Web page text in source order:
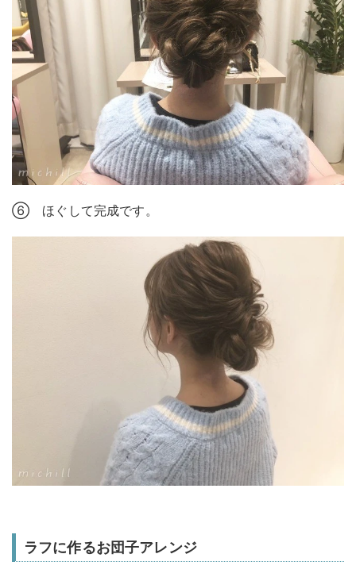
⑥ ほぐして完成です。
ラフに作るお団子アレンジ